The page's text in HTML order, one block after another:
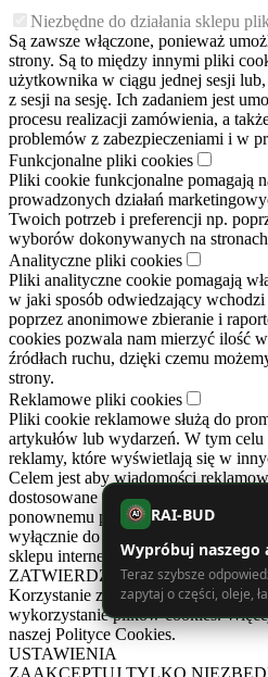
Niezbędne do działania sklepu
Są zawsze włączone, ponieważ
strony. Są to między innymi pliki
użytkownika w ciągu jednej sesji
z sesji na sesję. Ich zadaniem jest
procesu realizacji zamówienia, a
problemów z zabezpieczeniami i w
Funkcjonalne pliki cookies
Pliki cookie funkcjonalne pomagają
prowadzonych działań
Twoich potrzeb i preferencji np.
wyborów dokonywanych na
Analityczne pliki cookies
Pliki analityczne cookie pomagają
w jaki sposób odwiedzający
poprzez anonimowe zbieranie i
cookies pozwala nam mierzyć ilość
źródłach ruchu, dzięki czemu
strony.
Reklamowe pliki cookies
Pliki cookie reklamowe służą do
artykułów lub wydarzeń. W tym
reklamy, które wyświetlają się w
Celem jest aby wiadomości
dostosowane do Twoich preferencji.
ponownemu pojawianiu się tych
wyłącznie do informowania o
sklepu internetowego.
ZATWIERDZAM
Korzystanie z tej witryny oznacza
wykorzystanie plików cookies.
naszej Polityce Cookies.
USTAWIENIA
ZAAKCEPTUJ TYLKO
AI
RAI-BUD
Wypróbuj naszego
Teraz szybsze
zapytaj o części, oleje,